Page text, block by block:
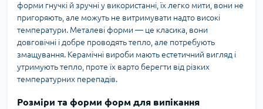
форми гнучкі й зручні у використанні, їх легко мити, вони не
пригоряють, але можуть не витримувати надто високі
температури. Металеві форми — це класика, вони
довговічні і добре проводять тепло, але потребують
змащування. Керамічні вироби мають естетичний вигляд і
утримують тепло, проте їх варто берегти від різких
температурних перепадів.
Розміри та форми форм для випікання